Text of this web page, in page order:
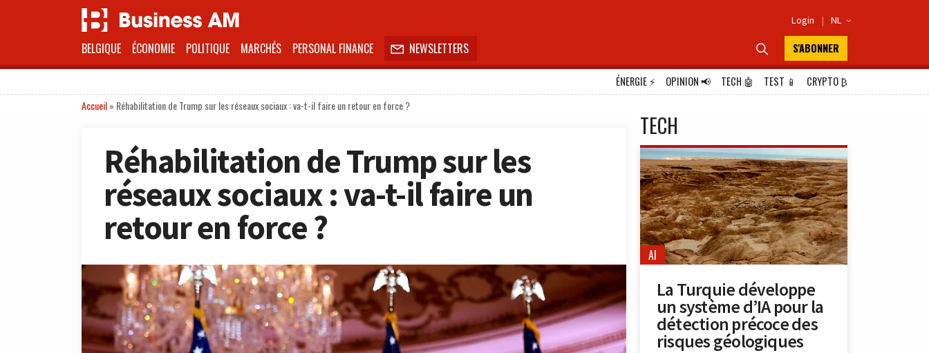
Login | NL 
BELGIQUE ÉCONOMIE POLITIQUE MARCHÉS PERSONAL FINANCE  NEWSLETTERS  S'ABONNER
ÉNERGIE⚡ OPINION📢 TECH 🤖 TEST 📱 CRYPTO₿
Accueil» Réhabilitation de Trump sur les réseaux sociaux : va-t-il faire un retour en force ?
Réhabilitation de Trump sur les
réseaux sociaux : va-t-il faire un
retour en force ?
TECH
AI
La Turquie développe
un système d’IA pour la
détection précoce des
risques géologiques